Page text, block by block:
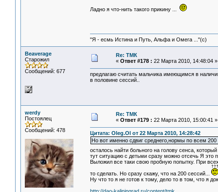
Ладно я что-нить такого прикину ...
"Я - есмь Истина и Путь, Альфа и Омега ..."(с)
Beaverage
Старожил
Сообщений: 677
Re: ТМК
« Ответ #178 : 22 Марта 2010, 14:48:04 »
предлагаю считать мальчика имеющимся в
в половине сессий..
werdy
Постоялец
Сообщений: 478
Re: ТМК
« Ответ #179 : 22 Марта 2010, 15:00:41 »
Цитата: Oleg.Ol от 22 Марта 2010, 14:28:42
Но вот именно сдвиг среднего,нормы по всем
осталось найти больного на голову сенса,
тут ситуацию с детьми сразу можно отсечь Я это
Выложил все таки свою пробную попытку. При
то сделать. Но сразу скажу, что на 200 сессий...
Ну что то я не готов к тому, дело то в том, что я